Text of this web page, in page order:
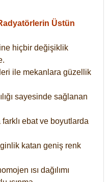
Üstün
hiçbir değişiklik
ile mekanlara güzellik
sayesinde sağlanan
ebat ve boyutlarda
katan geniş renk
ısı dağılımı